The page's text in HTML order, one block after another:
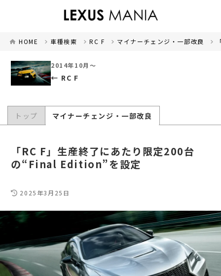
HOME 車種検索 RC F マイナーチェンジ・一部改良
2014年10月～
RC F
トップ マイナーチェンジ・一部改良
「RC F」生産終了にあたり限定200台
の“Final Edition”を設定
2025年3月25日